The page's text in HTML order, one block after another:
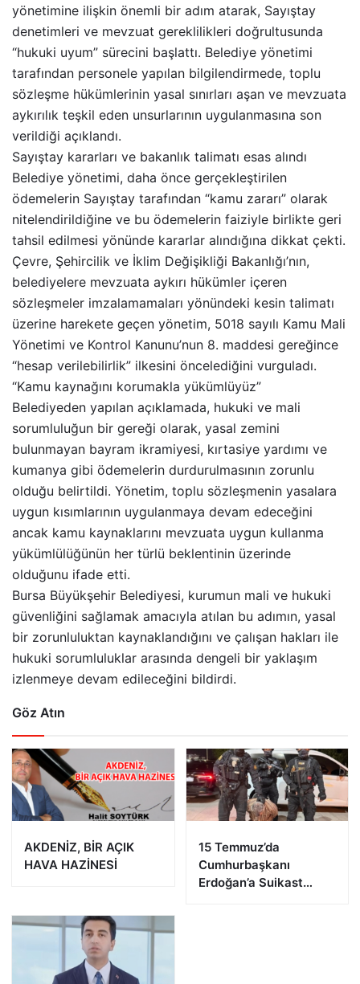
yönetimine ilişkin önemli bir adım atarak, Sayıştay
denetimleri ve mevzuat gereklilikleri doğrultusunda
“hukuki uyum” sürecini başlattı. Belediye yönetimi
tarafından personele yapılan bilgilendirmede, toplu
sözleşme hükümlerinin yasal sınırları aşan ve mevzuata
aykırılık teşkil eden unsurlarının uygulanmasına son
verildiği açıklandı.
Sayıştay kararları ve bakanlık talimatı esas alındı
Belediye yönetimi, daha önce gerçekleştirilen
ödemelerin Sayıştay tarafından “kamu zararı” olarak
nitelendirildiğine ve bu ödemelerin faiziyle birlikte geri
tahsil edilmesi yönünde kararlar alındığına dikkat çekti.
Çevre, Şehircilik ve İklim Değişikliği Bakanlığı’nın,
belediyelere mevzuata aykırı hükümler içeren
sözleşmeler imzalamamaları yönündeki kesin talimatı
üzerine harekete geçen yönetim, 5018 sayılı Kamu Mali
Yönetimi ve Kontrol Kanunu’nun 8. maddesi gereğince
“hesap verilebilirlik” ilkesini öncelediğini vurguladı.
“Kamu kaynağını korumakla yükümlüyüz”
Belediyeden yapılan açıklamada, hukuki ve mali
sorumluluğun bir gereği olarak, yasal zemini
bulunmayan bayram ikramiyesi, kırtasiye yardımı ve
kumanya gibi ödemelerin durdurulmasının zorunlu
olduğu belirtildi. Yönetim, toplu sözleşmenin yasalara
uygun kısımlarının uygulanmaya devam edeceğini
ancak kamu kaynaklarını mevzuata uygun kullanma
yükümlülüğünün her türlü beklentinin üzerinde
olduğunu ifade etti.
Bursa Büyükşehir Belediyesi, kurumun mali ve hukuki
güvenliğini sağlamak amacıyla atılan bu adımın, yasal
bir zorunluluktan kaynaklandığını ve çalışan hakları ile
hukuki sorumluluklar arasında dengeli bir yaklaşım
izlenmeye devam edileceğini bildirdi.
Göz Atın
AKDENİZ, BİR AÇIK
HAVA HAZİNESİ
15 Temmuz’da
Cumhurbaşkanı
Erdoğan’a Suikast